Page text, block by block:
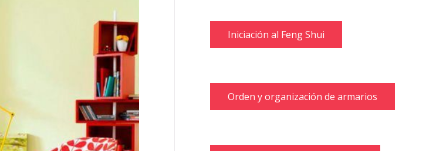
Iniciación al Feng Shui
Orden y organización de armarios